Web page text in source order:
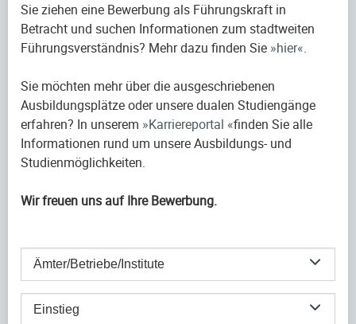
Sie ziehen eine Bewerbung als Führungskraft in
Betracht und suchen Informationen zum stadtweiten
Führungsverständnis? Mehr dazu finden Sie hier .
Sie möchten mehr über die ausgeschriebenen
Ausbildungsplätze oder unsere dualen Studiengänge
erfahren? In unserem
Karriereportal finden Sie alle
Informationen rund um unsere Ausbildungs- und
Studienmöglichkeiten.
Wir freuen uns auf Ihre Bewerbung.
Ämter/Betriebe/Institute
Einstieg